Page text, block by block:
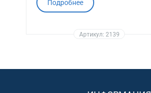
Подробнее
Артикул: 2139